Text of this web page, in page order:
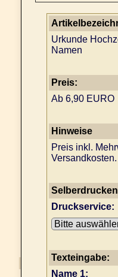
Urkunde
Namen
Preis:
Ab 6,90 EURO
Hinweise
Preis inkl.
Versandkosten.
Druckservice:
Texteingabe:
Name 1: